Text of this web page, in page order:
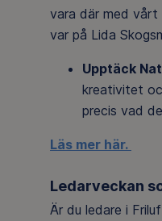
vara där med
var på Lida
Upptäck
kreativitet
precis vad
Läs mer här.
Ledarveckan
Är du ledare i